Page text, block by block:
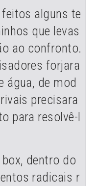
alguns te
que levas
ao confronto.
forjara
água, de mod
precisara
para resolvê-l
dentro do
radicais r